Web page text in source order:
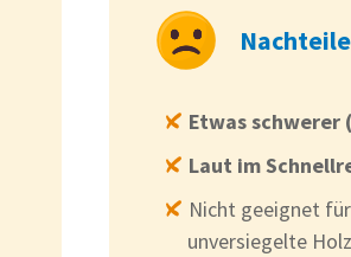
Nachteile
Etwas schwerer
Laut im
Nicht geeignet
unversiegelte